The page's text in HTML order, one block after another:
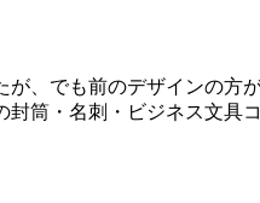
、でも前のデザインの
筒・名刺・ビジネス文